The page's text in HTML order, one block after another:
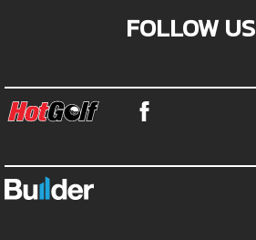
FOLLOW US